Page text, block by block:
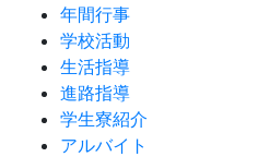
年間行事
学校活動
生活指導
進路指導
学生寮紹介
アルバイト